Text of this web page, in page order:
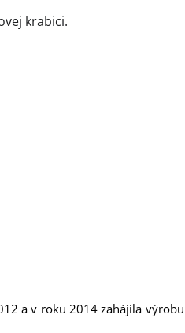
krabici.
a v roku 2014 zahájila